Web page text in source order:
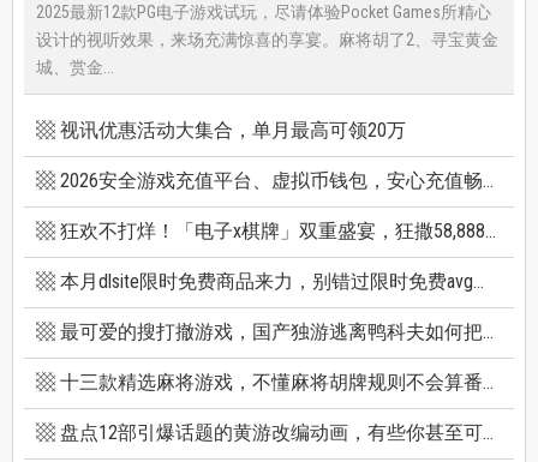
2025最新12款PG电子游戏试玩，尽请体验Pocket Games所精心
设计的视听效果，来场充满惊喜的享宴。麻将胡了2、寻宝黄金
城、赏金...
视讯优惠活动大集合，单月最高可领20万
2026安全游戏充值平台、虚拟币钱包，安心充值畅快游戏
狂欢不打烊！「电子x棋牌」双重盛宴，狂撒58,888巨额红利
本月dlsite限时免费商品来力，别错过限时免费avg成人游戏和免费插画集
最可爱的搜打撤游戏，国产独游逃离鸭科夫如何把搜打撤玩出新高度
十三款精选麻将游戏，不懂麻将胡牌规则不会算番也能玩
盘点12部引爆话题的黄游改编动画，有些你甚至可能不知道它原作是黄游